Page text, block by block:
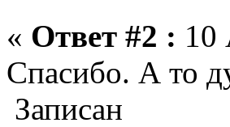
« Ответ #2 : 10
Спасибо. А то
Записан